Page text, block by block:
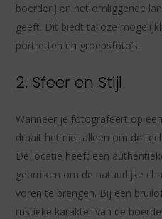
boerderij en het omliggende
geeft. Dit biedt talloze
portretten en groepsfoto’s.
2. Sfeer en Stijl
Wanneer je fotografeert op
draait het niet alleen om de
De locatie heeft een
gebruiken om de natuurlijke
voren te brengen. Bij een
rustieke karakter van de